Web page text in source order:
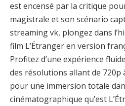
est encensé par la critique
magistrale et son scénario
streaming vk, plongez dans
film L’Étranger en version
Profitez d’une expérience
des résolutions allant de 720p
pour une immersion totale
cinématographique qu’est